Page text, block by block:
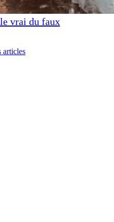
vrai du faux
articles